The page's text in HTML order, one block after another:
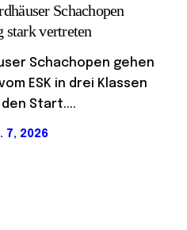
Schachopen
stark vertreten
Schachopen gehen
ESK in drei Klassen
den Start....
7, 2026